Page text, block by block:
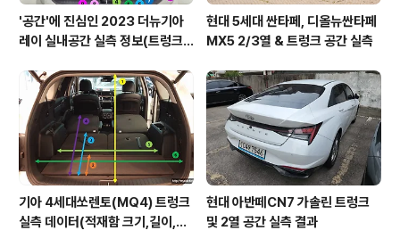
'공간'에 진심인 2023 더뉴기아
레이 실내공간 실측 정보(트렁크,
현대 5세대 싼타페, 디올뉴싼타페
MX5 2/3열 & 트렁크 공간 실측
기아 4세대쏘렌토(MQ4) 트렁크
실측 데이터(적재함 크기,길이,높
현대 아반떼CN7 가솔린 트렁크
및 2열 공간 실측 결과